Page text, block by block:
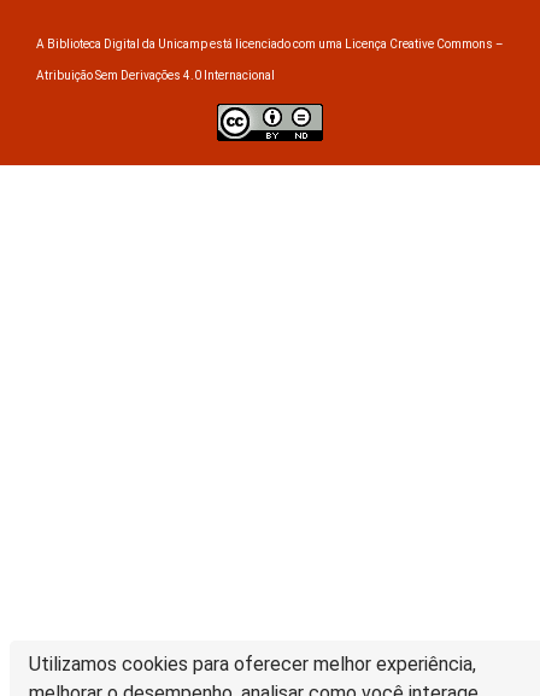
Utilizamos cookies para oferecer melhor experiência,
A Biblioteca Digital da Unicamp está licenciado com uma Licença Creative Commons –
Atribuição Sem Derivações 4.0 Internacional